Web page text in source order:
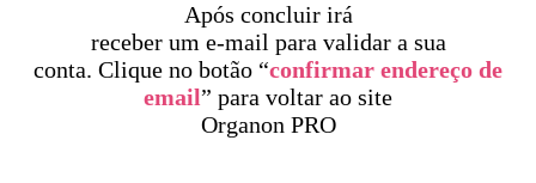
Após concluir irá
receber um e-mail para validar a sua
conta. Clique no botão “confirmar endereço de
email” para voltar ao site
Organon PRO